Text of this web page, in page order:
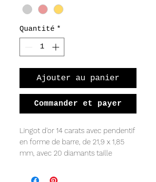
Quantité *
Ajouter au panier
Commander et payer
Lingot d'or 14 carats avec pendentif
en forme de barre, de 21,9 x 1,85
mm, avec 20 diamants taille
TCW). Porté à 16-18" avec fermoir à